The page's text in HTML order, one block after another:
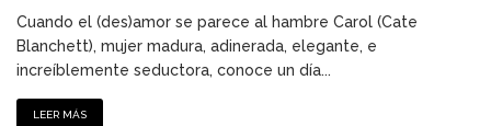
Cuando el (des)amor se parece al hambre Carol (Cate
Blanchett), mujer madura, adinerada, elegante, e
increíblemente seductora, conoce un día...
LEER MÁS